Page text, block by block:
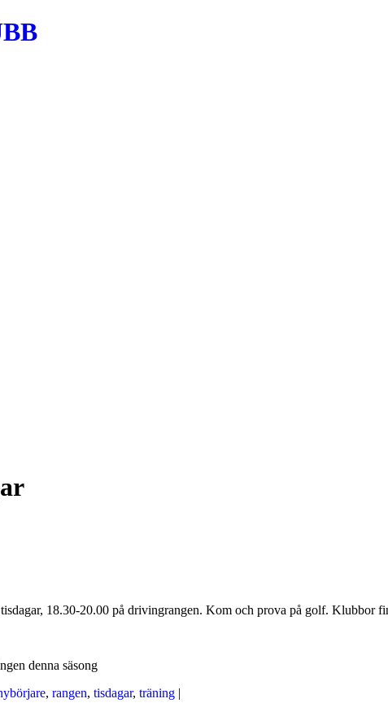
18.30-20.00 på drivingrangen. Kom och prova på golf. Klubbor
denna säsong
, rangen, tisdagar, träning